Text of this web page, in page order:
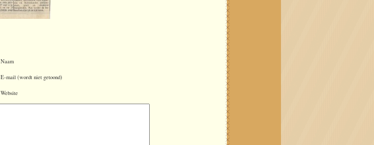
Naam
E-mail (wordt niet getoond)
Website